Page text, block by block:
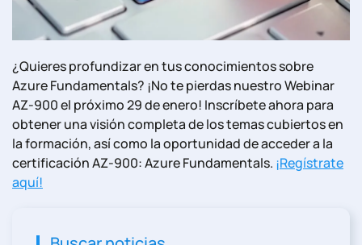
¿Quieres profundizar en tus conocimientos sobre
Azure Fundamentals? ¡No te pierdas nuestro Webinar
AZ-900 el próximo 29 de enero! Inscríbete ahora para
obtener una visión completa de los temas cubiertos en
la formación, así como la oportunidad de acceder a la
certificación AZ-900: Azure Fundamentals. ¡Regístrate
aquí!